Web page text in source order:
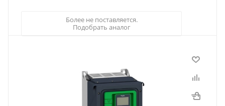
Более не поставляется.
Подобрать аналог